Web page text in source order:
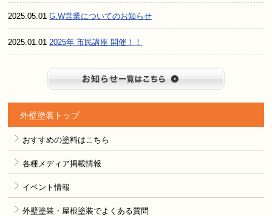
2025.05.01G.W営業についてのお知らせ
2025.01.01 2025年 市民講座 開催！！
外壁塗装トップ
おすすめの塗料はこちら
各種メディア掲載情報
イベント情報
外壁塗装・屋根塗装でよくある質問